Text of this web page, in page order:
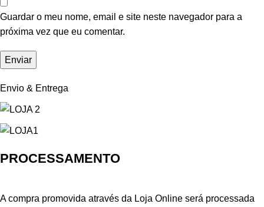
Guardar o meu nome, email e site neste navegador para a
próxima vez que eu comentar.
Envio & Entrega
PROCESSAMENTO
A compra promovida através da Loja Online será processada